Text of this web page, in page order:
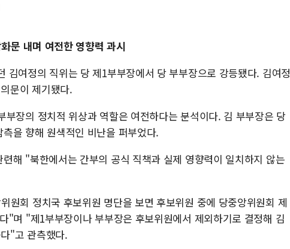
문 내며 여전한 영향력 과시
김여정의 직위는 당 제1부부장에서 당 부부장으로 강등됐다. 김여정
문이 제기됐다.
부장의 정치적 위상과 역할은 여전하다는 분석이다. 김 부부장은 당
을 향해 원색적인 비난을 퍼부었다.
해 "북한에서는 간부의 공식 직책과 실제 영향력이 일치하지 않는
원회 정치국 후보위원 명단을 보면 후보위원 중에 당중앙위원회 제
"며 "제1부부장이나 부부장은 후보위원에서 제외하기로 결정해 김
"고 관측했다.